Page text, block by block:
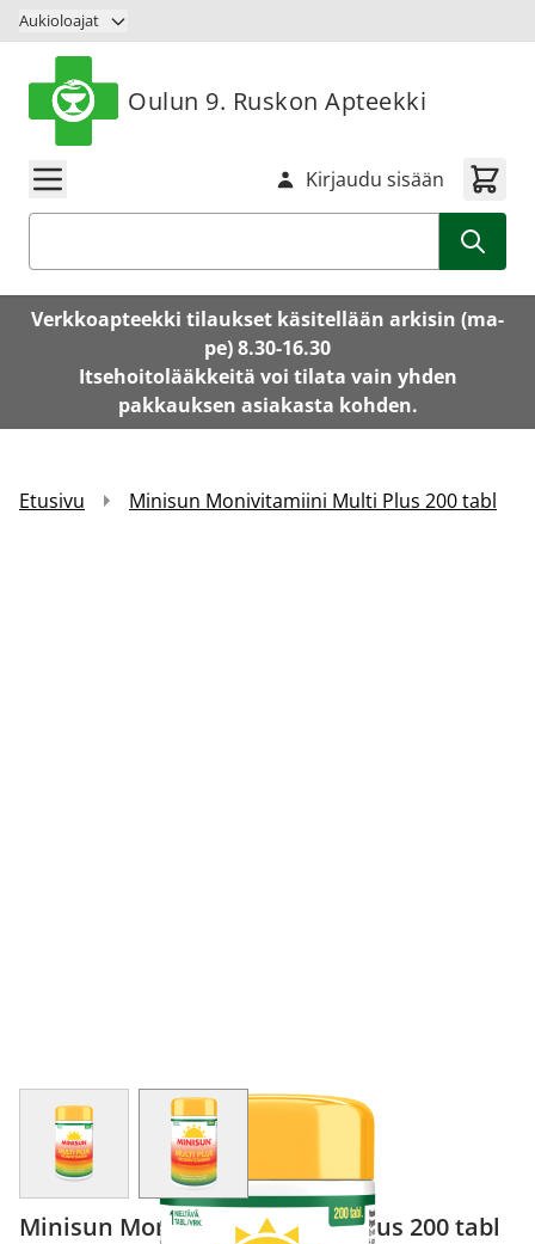
Siirry sisältöön
Aukioloajat
Oulun 9. Ruskon Apteekki
Kirjaudu sisään
Verkkoapteekki tilaukset käsitellään arkisin (ma-
pe) 8.30-16.30
Itsehoitolääkkeitä voi tilata vain yhden
pakkauksen asiakasta kohden.
Etusivu Minisun Monivitamiini Multi Plus 200 tabl
View larger imageView larger image
Minisun Monivitamiini Multi Plus 200 tabl